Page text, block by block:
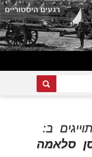
ב:
סלאמה